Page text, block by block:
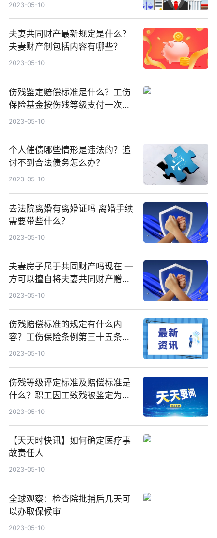
2023-05-10
夫妻共同财产最新规定是什么？
夫妻财产制包括内容有哪些？
2023-05-10
伤残鉴定赔偿标准是什么？工伤
保险基金按伤残等级支付一次性
伤残补助金标准为什么？
2023-05-10
个人催债哪些情形是违法的？追
讨不到合法债务怎么办？
2023-05-10
去法院离婚有离婚证吗 离婚手续
需要带些什么？
2023-05-10
夫妻房子属于共同财产吗现在 一
方可以擅自将夫妻共同财产赠与
他人吗？
2023-05-10
伤残赔偿标准的规定有什么内
容？工伤保险条例第三十五条规
定内容有什么？
2023-05-10
伤残等级评定标准及赔偿标准是
什么？职工因工致残被鉴定为七
级至十级伤残的享受哪些待遇？
2023-05-10
【天天时快讯】如何确定医疗事
故责任人
2023-05-10
全球观察：检查院批捕后几天可
以办取保候审
2023-05-10